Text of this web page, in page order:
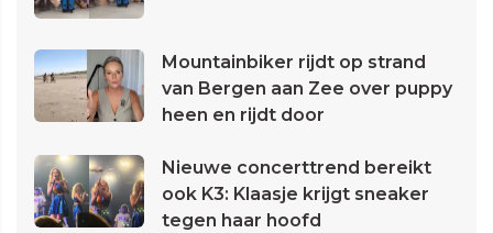
Mountainbiker rijdt op strand
van Bergen aan Zee over puppy
heen en rijdt door
Nieuwe concerttrend bereikt
ook K3: Klaasje krijgt sneaker
tegen haar hoofd